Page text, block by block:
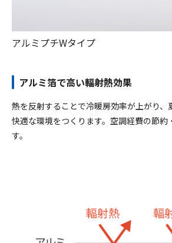
アルミプチWタイプ
アルミ箔で高い輻射熱効果
熱を反射することで冷暖房効率が上がり、
快適な環境をつくります。空調経費の節約
す。